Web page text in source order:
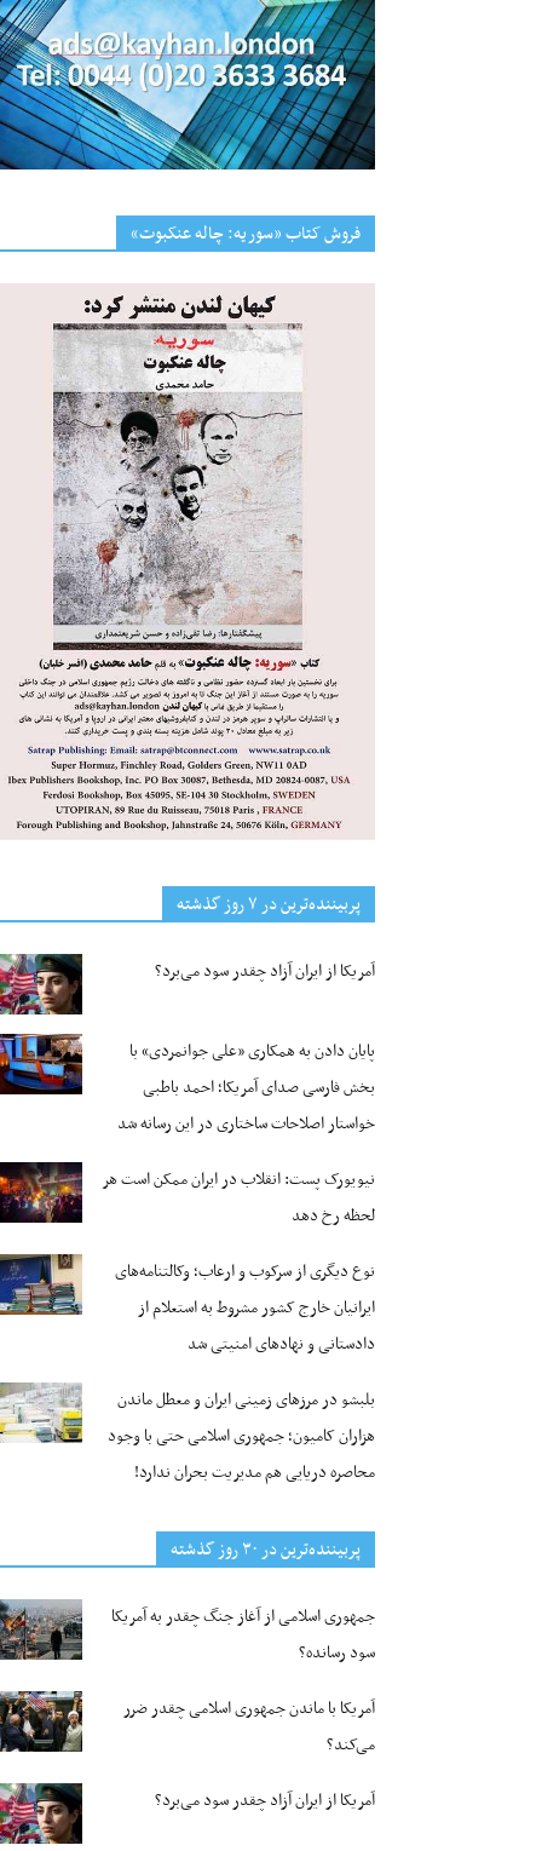
فروش کتاب «سوریه: چاله عنکبوت»
پربیننده‌ترین‌ در ۷ روز گذشته
آمریکا از ایران آزاد چقدر سود می‌برد؟
پایان دادن به همکاری «علی جوانمردی» با
بخش فارسی صدای آمریکا؛ احمد باطبی
خواستار اصلاحات ساختاری در این رسانه شد
نیویورک پست: انقلاب در ایران ممکن است هر
لحظه رخ دهد
نوع دیگری از سرکوب و ارعاب؛ وکالتنامه‌های
ایرانیان خارج کشور مشروط به استعلام از
دادستانی و نهادهای امنیتی شد
بلبشو در مرزهای زمینی ایران و معطل ماندن
هزاران کامیون؛ جمهوری اسلامی حتی با وجود
محاصره دریایی هم مدیریت بحران ندارد!
پربیننده‌ترین‌ در ۳۰ روز گذشته
جمهوری اسلامی از آغاز جنگ چقدر به آمریکا
سود رسانده؟
آمریکا با ماندن جمهوری اسلامی چقدر ضرر
می‌کند؟
آمریکا از ایران آزاد چقدر سود می‌برد؟